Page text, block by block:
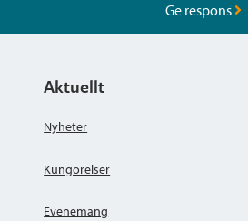
Ge respons
Aktuellt
Nyheter
Kungörelser
Evenemang